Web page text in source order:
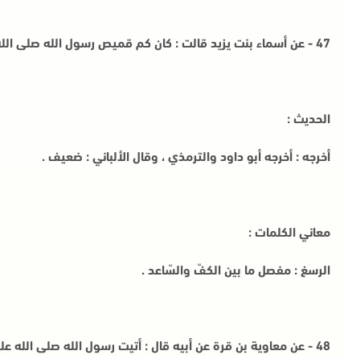
47 - عن أسماء بنت يزيد قالت : كان كم قميص رسول الله صلى الله عليه وسلم إلى الرِّسْغ .
الحديث :
أخرجه : أخرجه أبو داود والترمذي ، وقال الألباني : ضعيف .
معاني الكلمات :
الرسغ : مفصل ما بين الكفّ والسّاعد .
48 - عن معاوية بن قرة عن أبيه قال : أتيت رسول الله صلى